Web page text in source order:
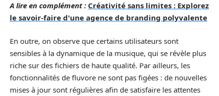
A lire en complément : Créativité sans limites : Explorez
le savoir-faire d'une agence de branding polyvalente
En outre, on observe que certains utilisateurs sont
sensibles à la dynamique de la musique, qui se révèle plus
riche sur des fichiers de haute qualité. Par ailleurs, les
fonctionnalités de fluvore ne sont pas figées : de nouvelles
mises à jour sont régulières afin de satisfaire les attentes